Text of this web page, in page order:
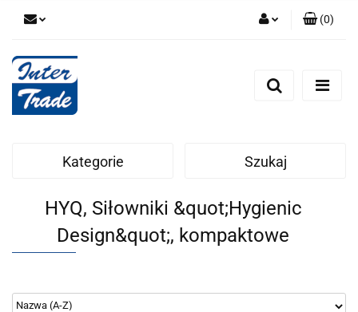
Zarejestruj się
(0)
Kategorie Szukaj
HYQ, Siłowniki &quot;Hygienic
Design&quot;, kompaktowe